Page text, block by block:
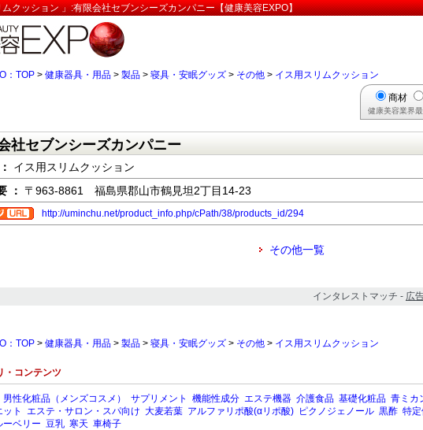
クッション 」:有限会社セブンシーズカンパニー【健康美容EXPO】
：TOP > 健康器具・用品 > 製品 > 寝具・安眠グッズ > その他 > イス用スリムクッション
商材
健康美容業界
社セブンシーズカンパニー
イス用スリムクッション
： 〒963-8861 福島県郡山市鶴見坦2丁目14-23
http://uminchu.net/product_info.php/cPath/38/products_id/294
その他一覧
インタレストマッチ - 広
：TOP > 健康器具・用品 > 製品 > 寝具・安眠グッズ > その他 > イス用スリムクッション
・コンテンツ
男性化粧品（メンズコスメ） サプリメント 機能性成分 エステ機器 介護食品 基礎化粧品 青ミカ
ット エステ・サロン・スパ向け 大麦若葉 アルファリポ酸(αリポ酸) ピクノジェノール 黒酢 特
ーベリー 豆乳 寒天 車椅子